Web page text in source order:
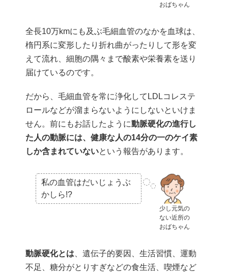
おばちゃん
全長10万kmにも及ぶ毛細血管のなかを血球は、
楕円系に変形したり折れ曲がったりして形を変
えて流れ、細胞の隅々まで酸素や栄養素を送り
届けているのです。
だから、毛細血管を常に浄化してLDLコレステ
ロールなどが溜まらないようにしないといけま
せん。前にもお話したように動脈硬化の進行し
た人の動脈には、健康な人の14分の一のケイ素
しか含まれていないという報告があります。
少し元気の
ない近所の
おばちゃん
私の血管はだいじょうぶ
かしら!?
動脈硬化とは 、遺伝子的要因、生活習慣、運動
不足、糖分がとりすぎなどの食生活、喫煙など